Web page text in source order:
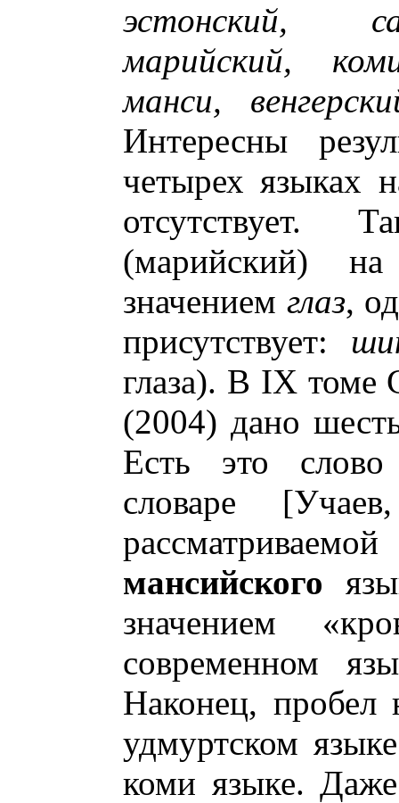
эстонский,
марийский,
манси,
Интересны
четырех языках
(марийский)
значением глаз,
присутствует:
глаза). В IX томе
(2004) дано
Есть это
словаре
мансийского
значением
современном
Наконец, пробел
удмуртском
коми языке.